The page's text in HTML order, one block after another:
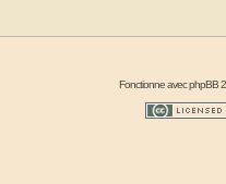
Fonctionne avecphpBB